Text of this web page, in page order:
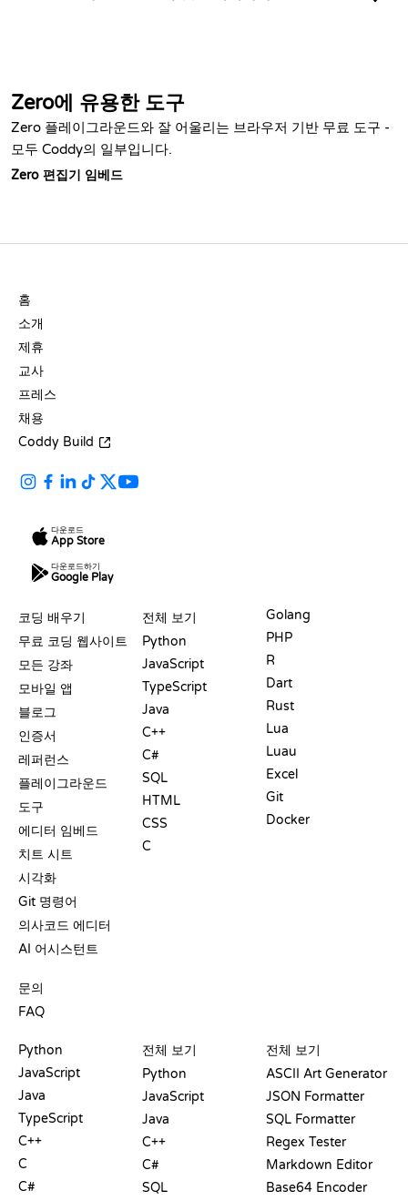
Zero에 유용한 도구
Zero 플레이그라운드와 잘 어울리는 브라우저 기반 무료 도구 -
모두 Coddy의 일부입니다.
Zero 편집기 임베드
홈
소개
제휴
교사
프레스
채용
Coddy Build
다운로드
App Store
다운로드하기
Google Play
코딩 배우기
무료 코딩 웹사이트
모든 강좌
모바일 앱
블로그
인증서
레퍼런스
플레이그라운드
도구
에디터 임베드
치트 시트
시각화
Git 명령어
의사코드 에디터
AI 어시스턴트
문의
FAQ
전체 보기
Python
JavaScript
TypeScript
Java
C++
C#
SQL
HTML
CSS
C
Golang
PHP
R
Dart
Rust
Lua
Luau
Excel
Git
Docker
Python
JavaScript
Java
TypeScript
C++
C
C#
전체 보기
Python
JavaScript
Java
C++
C#
SQL
전체 보기
ASCII Art Generator
JSON Formatter
SQL Formatter
Regex Tester
Markdown Editor
Base64 Encoder